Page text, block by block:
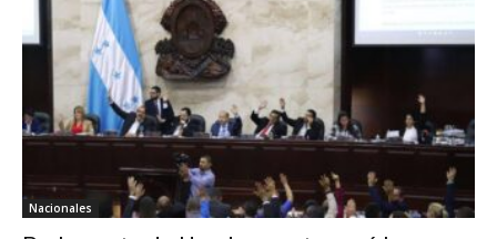
Nacionales